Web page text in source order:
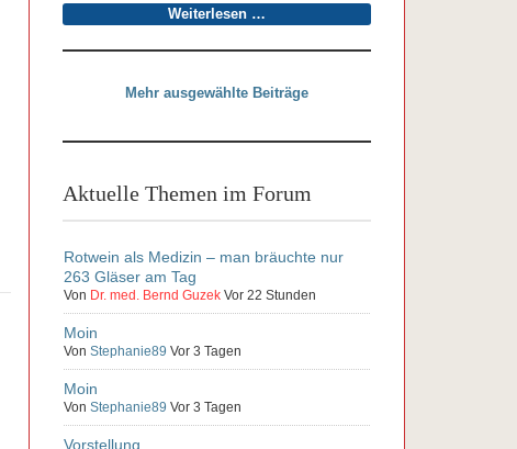
Weiterlesen …
Mehr ausgewählte Beiträge
Aktuelle Themen im Forum
Rotwein als Medizin – man bräuchte nur
263 Gläser am Tag
Von Dr. med. Bernd Guzek Vor 22 Stunden
Moin
Von Stephanie89 Vor 3 Tagen
Moin
Von Stephanie89 Vor 3 Tagen
Vorstellung